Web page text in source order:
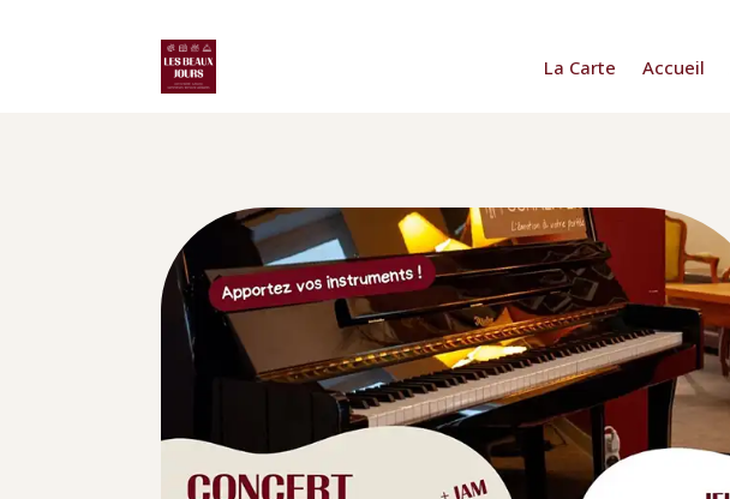
La Carte Accueil